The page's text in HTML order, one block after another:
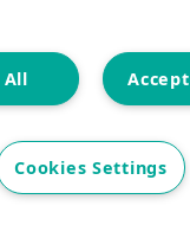
All
Cookies Settings